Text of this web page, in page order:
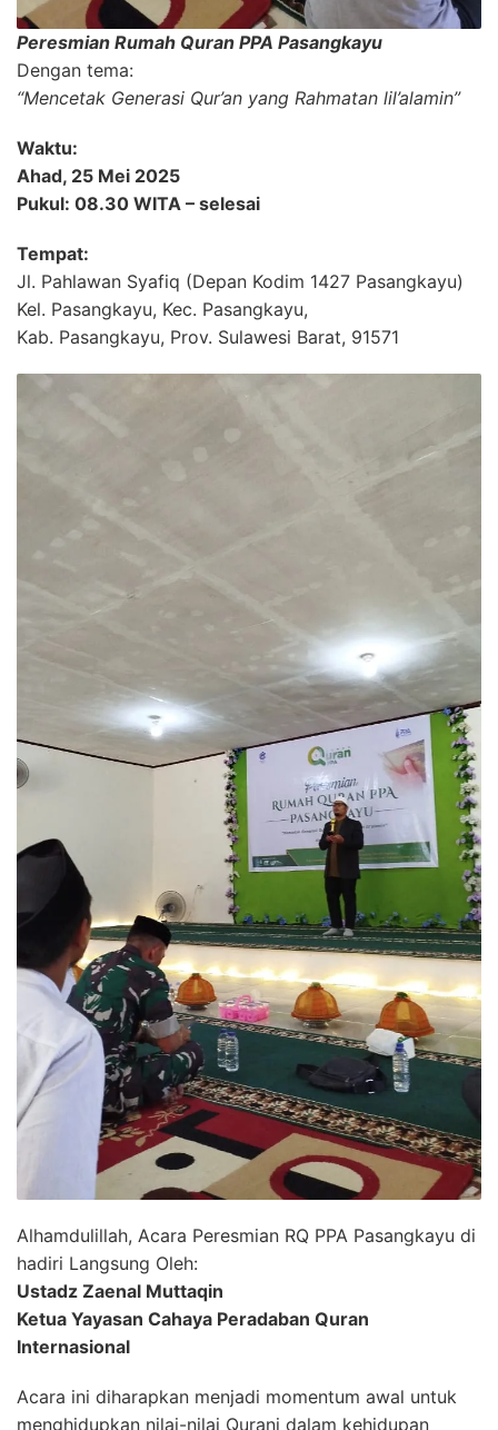
Peresmian Rumah Quran PPA Pasangkayu
Dengan tema:
“Mencetak Generasi Qur’an yang Rahmatan lil’alamin”
Waktu:
Ahad, 25 Mei 2025
Pukul: 08.30 WITA – selesai
Tempat:
Jl. Pahlawan Syafiq (Depan Kodim 1427 Pasangkayu)
Kel. Pasangkayu, Kec. Pasangkayu,
Kab. Pasangkayu, Prov. Sulawesi Barat, 91571
Alhamdulillah, Acara Peresmian RQ PPA Pasangkayu di
hadiri Langsung Oleh:
Ustadz Zaenal Muttaqin
Ketua Yayasan Cahaya Peradaban Quran
Internasional
Acara ini diharapkan menjadi momentum awal untuk
menghidupkan nilai-nilai Qurani dalam kehidupan